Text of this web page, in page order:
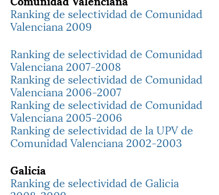
Ranking de selectividad de Comunidad
Valenciana 2009
Ranking de selectividad de Comunidad
Valenciana 2007-2008
Ranking de selectividad de Comunidad
Valenciana 2006-2007
Ranking de selectividad de Comunidad
Valenciana 2005-2006
Ranking de selectividad de la UPV de
Comunidad Valenciana 2002-2003
Galicia
Ranking de selectividad de Galicia